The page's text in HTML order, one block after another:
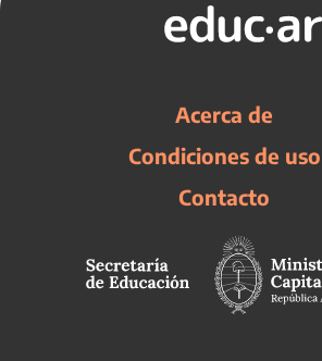
Acerca de
Condiciones de uso
Contacto